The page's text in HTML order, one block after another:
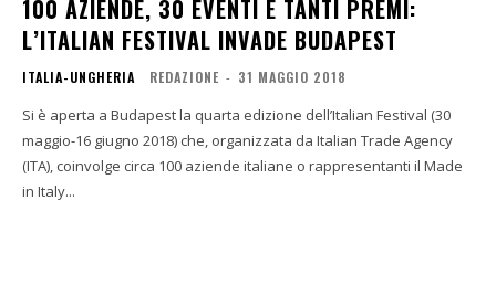
100 AZIENDE, 30 EVENTI E TANTI PREMI:
L’ITALIAN FESTIVAL INVADE BUDAPEST
ITALIA-UNGHERIA REDAZIONE - 31 MAGGIO 2018
Si è aperta a Budapest la quarta edizione dell’Italian Festival (30
maggio-16 giugno 2018) che, organizzata da Italian Trade Agency
(ITA), coinvolge circa 100 aziende italiane o rappresentanti il Made
in Italy...